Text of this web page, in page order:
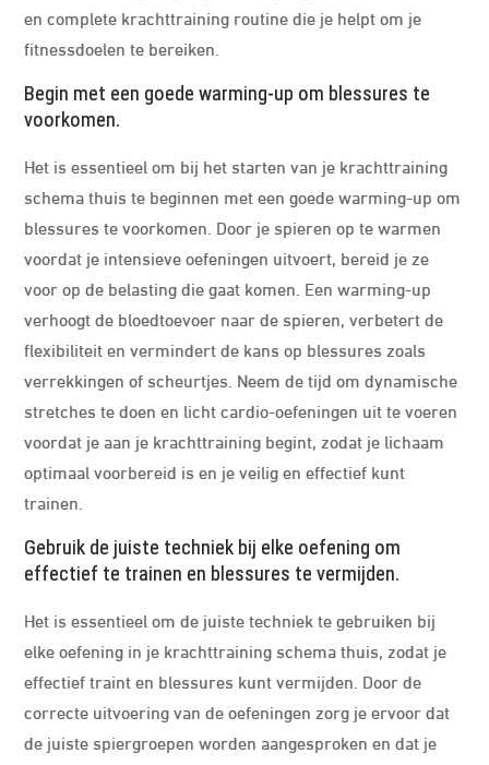
en complete krachttraining routine die je helpt om je
fitnessdoelen te bereiken.
Begin met een goede warming-up om blessures te
voorkomen.
Het is essentieel om bij het starten van je krachttraining
schema thuis te beginnen met een goede warming-up om
blessures te voorkomen. Door je spieren op te warmen
voordat je intensieve oefeningen uitvoert, bereid je ze
voor op de belasting die gaat komen. Een warming-up
verhoogt de bloedtoevoer naar de spieren, verbetert de
flexibiliteit en vermindert de kans op blessures zoals
verrekkingen of scheurtjes. Neem de tijd om dynamische
stretches te doen en licht cardio-oefeningen uit te voeren
voordat je aan je krachttraining begint, zodat je lichaam
optimaal voorbereid is en je veilig en effectief kunt
trainen.
Gebruik de juiste techniek bij elke oefening om
effectief te trainen en blessures te vermijden.
Het is essentieel om de juiste techniek te gebruiken bij
elke oefening in je krachttraining schema thuis, zodat je
effectief traint en blessures kunt vermijden. Door de
correcte uitvoering van de oefeningen zorg je ervoor dat
de juiste spiergroepen worden aangesproken en dat je